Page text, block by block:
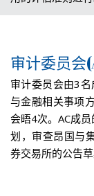
审计委员会
审计委员会由3
与金融相关事项
会晤4次。AC成
划，审查昂国与
券交易所的公告草